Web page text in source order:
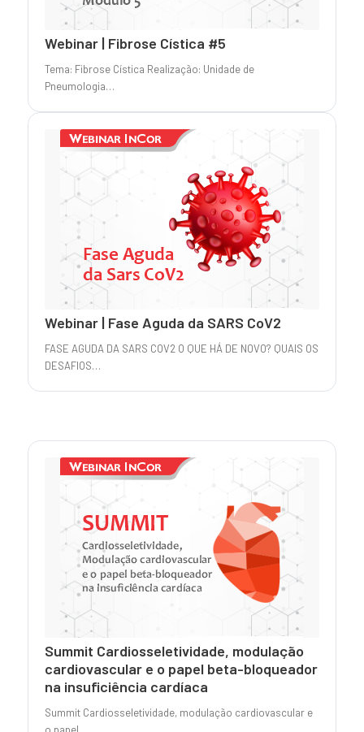
Webinar | Fibrose Cística #5
Tema: Fibrose Cística Realização: Unidade de
Pneumologia…
Webinar | Fase Aguda da SARS CoV2
FASE AGUDA DA SARS COV2 O QUE HÁ DE NOVO? QUAIS OS
DESAFIOS…
Summit Cardiosseletividade, modulação
cardiovascular e o papel beta-bloqueador
na insuficiência cardíaca
Summit Cardiosseletividade, modulação cardiovascular e